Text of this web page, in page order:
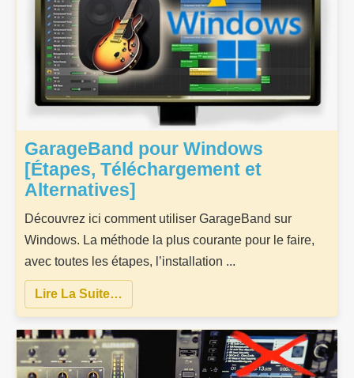
GarageBand pour Windows
[Étapes, Téléchargement et
Alternatives]
Découvrez ici comment utiliser GarageBand sur
Windows. La méthode la plus courante pour le faire,
avec toutes les étapes, l’installation ...
Lire La Suite…